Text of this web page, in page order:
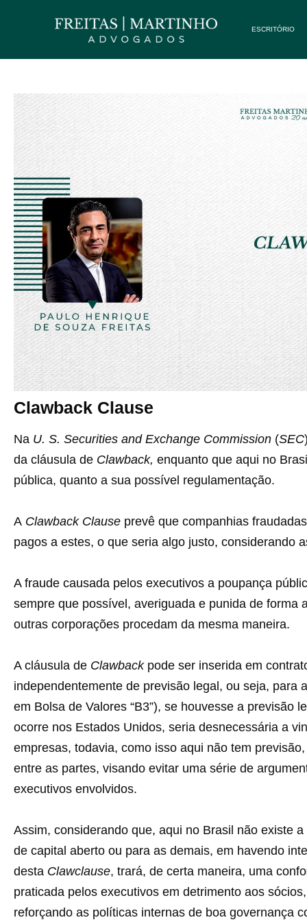
ESCRITÓRIO
Clawback Clause
Na U. S. Securities and Exchange Commission (SEC
da cláusula de Clawback, enquanto que aqui no
pública, quanto a sua possível regulamentação.
A Clawback Clause prevê que companhias
pagos a estes, o que seria algo justo, considerando
A fraude causada pelos executivos a poupança
sempre que possível, averiguada e punida de forma
outras corporações procedam da mesma maneira.
A cláusula de Clawbackpode ser inserida em
independentemente de previsão legal, ou seja, para
em Bolsa de Valores “B3”), se houvesse a previsão
ocorre nos Estados Unidos, seria desnecessária a
empresas, todavia, como isso aqui não tem
entre as partes, visando evitar uma série de
executivos envolvidos.
Assim, considerando que, aqui no Brasil não existe
de capital aberto ou para as demais, em havendo
desta Clawclause, trará, de certa maneira, uma
praticada pelos executivos em detrimento aos
reforçando as políticas internas de boa governança